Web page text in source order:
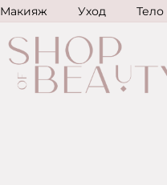
Макияж Уход Тело